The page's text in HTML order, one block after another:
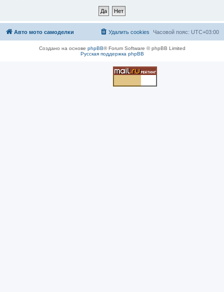
Авто мото самоделки Часовой пояс: UTC+03:00
Удалить cookies
Создано на основе phpBB® Forum Software © phpBB Limited
Русская поддержка phpBB